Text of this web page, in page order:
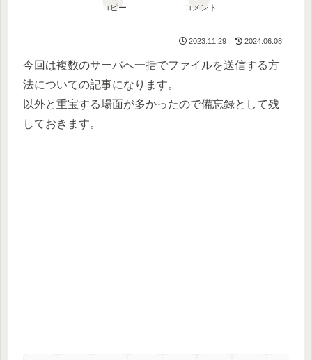
コピー コメント
2023.11.29 2024.06.08
今回は複数のサーバへ一括でファイルを送信する方
法についての記事になります。
以外と重宝する場面が多かったので備忘録として残
しておきます。